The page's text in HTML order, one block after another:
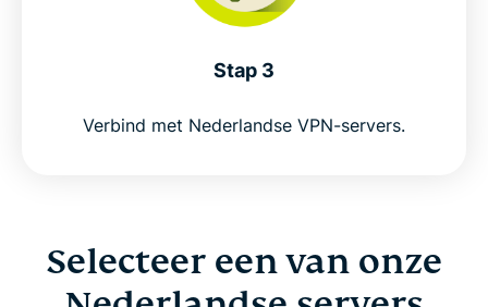
FAQs about Netherlands VPNs
Stap 3
Verbind met Nederlandse VPN-servers.
Selecteer een van onze